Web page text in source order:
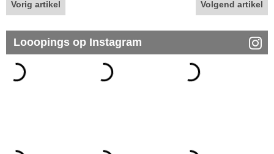
Vorig artikel Volgend artikel
Looopings op Instagram